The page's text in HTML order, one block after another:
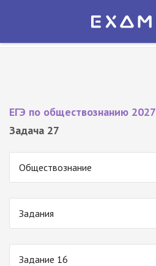
Экзамер — ЕГЭ 2027
ЕГЭ по обществознанию 2027
Задача 27
Обществознание
Задания
Задание 16